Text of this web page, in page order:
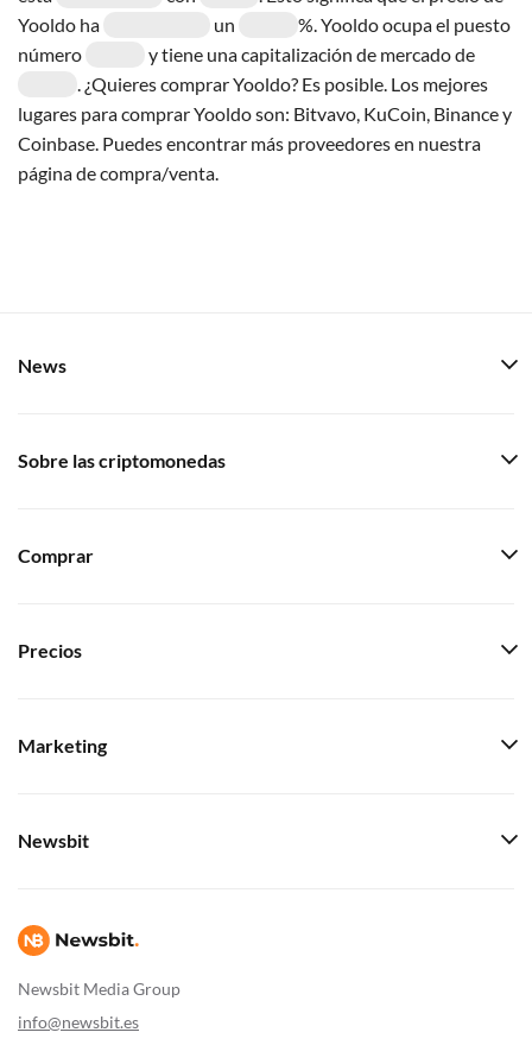
Yooldo ha
un
%. Yooldo ocupa el puesto
número
y tiene una capitalización de mercado de
. ¿Quieres comprar Yooldo? Es posible. Los mejores
lugares para comprar Yooldo son: Bitvavo, KuCoin, Binance y
Coinbase. Puedes encontrar más proveedores en nuestra
página de compra/venta.
Newsbit Media Group
info@newsbit.es
News
Sobre las criptomonedas
Comprar
Precios
Marketing
Newsbit